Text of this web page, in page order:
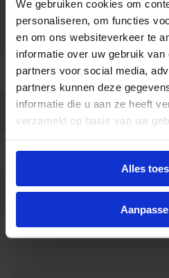
We gebruiken cookies om
personaliseren, om functies
en om ons websiteverkeer te
informatie over uw gebruik
partners voor social media,
partners kunnen deze
informatie die u aan ze heeft
verzameld op basis van uw
Alles
Voorschakelappar
aat
Lengte (mm) 166
Merk Saled
Garantie 3 jaar
Ean code